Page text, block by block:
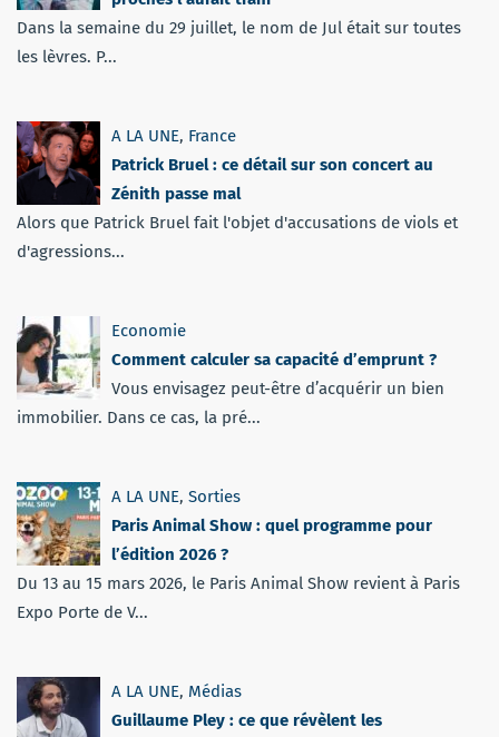
Dans la semaine du 29 juillet, le nom de Jul était sur toutes
les lèvres. P...
A LA UNE, France
Patrick Bruel : ce détail sur son concert au
Zénith passe mal
Alors que Patrick Bruel fait l'objet d'accusations de viols et
d'agressions...
Economie
Comment calculer sa capacité d’emprunt ?
Vous envisagez peut-être d’acquérir un bien
immobilier. Dans ce cas, la pré...
A LA UNE, Sorties
Paris Animal Show : quel programme pour
l’édition 2026 ?
Du 13 au 15 mars 2026, le Paris Animal Show revient à Paris
Expo Porte de V...
A LA UNE, Médias
Guillaume Pley : ce que révèlent les